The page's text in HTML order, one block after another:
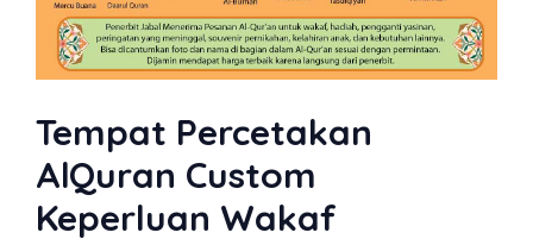
Tempat Percetakan
AlQuran Custom
Keperluan Wakaf